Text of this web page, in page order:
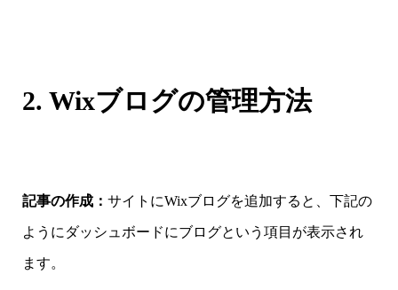
2. Wixブログの管理方法
記事の作成： サイトにWixブログを追加すると、下記の
ようにダッシュボードにブログという項目が表示され
ます。